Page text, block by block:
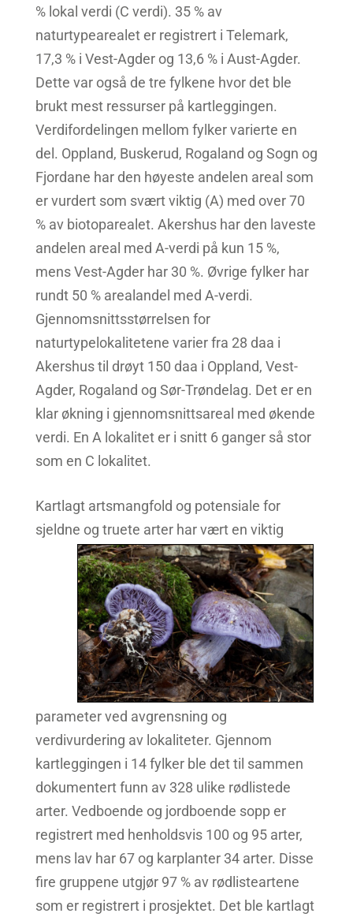
% lokal verdi (C verdi). 35 % av
naturtypearealet er registrert i Telemark,
17,3 % i Vest-Agder og 13,6 % i Aust-Agder.
Dette var også de tre fylkene hvor det ble
brukt mest ressurser på kartleggingen.
Verdifordelingen mellom fylker varierte en
del. Oppland, Buskerud, Rogaland og Sogn og
Fjordane har den høyeste andelen areal som
er vurdert som svært viktig (A) med over 70
% av biotoparealet. Akershus har den laveste
andelen areal med A-verdi på kun 15 %,
mens Vest-Agder har 30 %. Øvrige fylker har
rundt 50 % arealandel med A-verdi.
Gjennomsnittsstørrelsen for
naturtypelokalitetene varier fra 28 daa i
Akershus til drøyt 150 daa i Oppland, Vest-
Agder, Rogaland og Sør-Trøndelag. Det er en
klar økning i gjennomsnittsareal med økende
verdi. En A lokalitet er i snitt 6 ganger så stor
som en C lokalitet.
Kartlagt artsmangfold og potensiale for
sjeldne og truete arter har vært en viktig
parameter ved avgrensning og
verdivurdering av lokaliteter. Gjennom
kartleggingen i 14 fylker ble det til sammen
dokumentert funn av 328 ulike rødlistede
arter. Vedboende og jordboende sopp er
registrert med henholdsvis 100 og 95 arter,
mens lav har 67 og karplanter 34 arter. Disse
fire gruppene utgjør 97 % av rødlisteartene
som er registrert i prosjektet. Det ble kartlagt